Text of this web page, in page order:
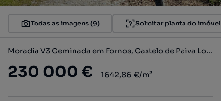
Todas as imagens (9) Solicitar planta do imóvel
Moradia V3 Geminada em Fornos, Castelo de Paiva Lote 2- Fração C
230 000 € 1642,86 €/m²